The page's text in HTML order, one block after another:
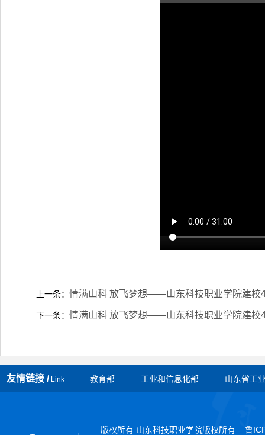
上一条： 情满山科 放飞梦想——山东科技职业学院建校
下一条： 情满山科 放飞梦想——山东科技职业学院建校
友情链接 / Link 教育部 工业和信息化部 山东省工
版权所有 山东科技职业学院版权所有 鲁